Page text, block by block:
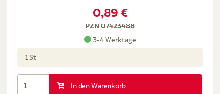
0,89 €
PZN 07423488
3-4 Werktage
1 St
In den Warenkorb